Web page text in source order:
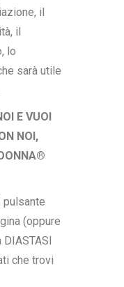
il
il
lo
sarà utile
E VUOI
NOI,
pulsante
(oppure
che trovi